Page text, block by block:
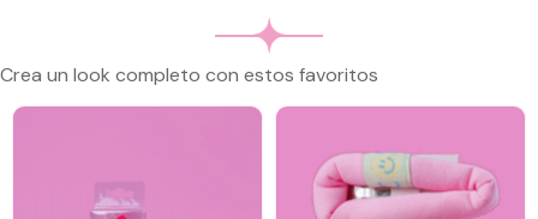
Crea un look completo con estos favoritos